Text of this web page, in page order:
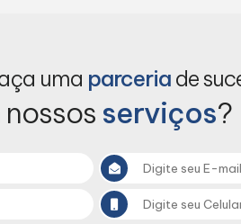
uma parceria de
serviços?